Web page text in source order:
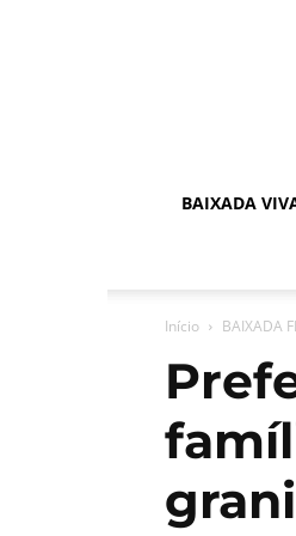
BAIXADA
Início BAIXADA